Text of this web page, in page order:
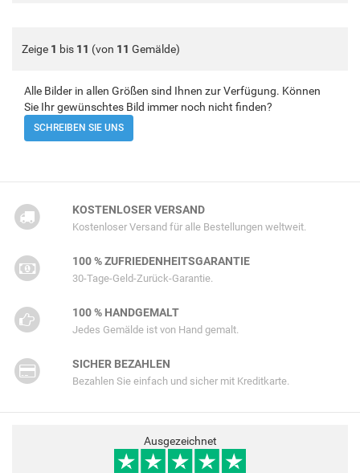
Zeige 1 bis 11 (von 11 Gemälde)
Alle Bilder in allen Größen sind Ihnen zur Verfügung. Können
Sie Ihr gewünschtes Bild immer noch nicht finden?
SCHREIBEN SIE UNS
KOSTENLOSER VERSAND
Kostenloser Versand für alle Bestellungen weltweit.
100 % ZUFRIEDENHEITSGARANTIE
30-Tage-Geld-Zurück-Garantie.
100 % HANDGEMALT
Jedes Gemälde ist von Hand gemalt.
SICHER BEZAHLEN
Bezahlen Sie einfach und sicher mit Kreditkarte.
Ausgezeichnet